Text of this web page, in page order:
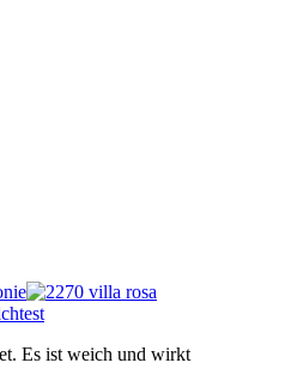
Es ist weich und wirkt